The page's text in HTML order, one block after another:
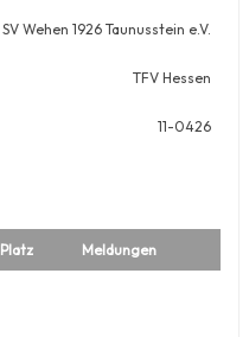
SV Wehen 1926 Taunusstein e.V.
TFV Hessen
11-0426
Platz Meldungen